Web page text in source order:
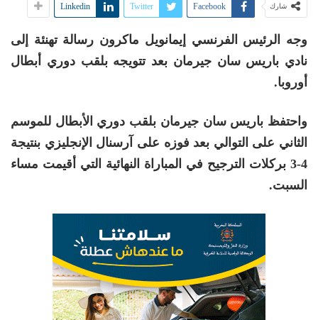
شارك Facebook
Twitter
Linkedin
وجه الرئيس الفرنسي إيمانويل ماكرون رسالة تهنئة إلى
نادي باريس سان جيرمان بعد تتويجه بلقب دوري أبطال
أوروبا.
واحتفظ باريس سان جيرمان بلقب دوري الأبطال للموسم
الثاني على التوالي بعد فوزه على آرسنال الإنجليزي بنتيجة
4-3 بركلات الترجيح في المباراة النهائية التي أقيمت مساء
السبت.